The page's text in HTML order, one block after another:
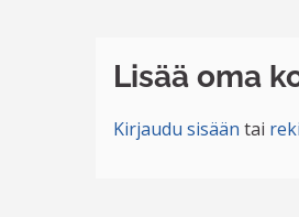
Lisää oma
Kirjaudu sisään tai